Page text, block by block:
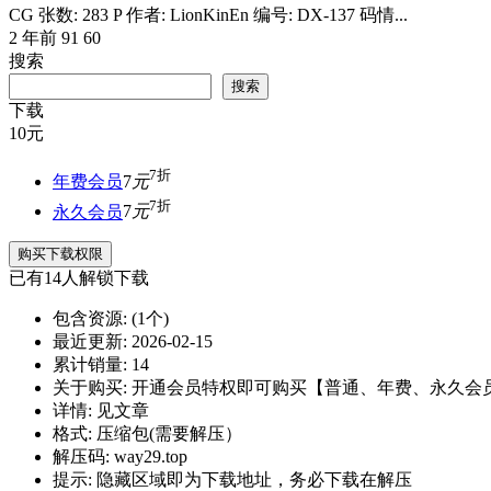
CG 张数: 283 P 作者: LionKinEn 编号: DX-137 码情...
2 年前 91 60
搜索
搜索
下载
10元
年费会员7元7折
永久会员7元7折
购买下载权限
已有14人解锁下载
包含资源: (1个)
最近更新: 2026-02-15
累计销量: 14
关于购买: 开通会员特权即可购买【普通、年费、永久会
详情: 见文章
格式: 压缩包(需要解压）
解压码: way29.top
提示: 隐藏区域即为下载地址，务必下载在解压